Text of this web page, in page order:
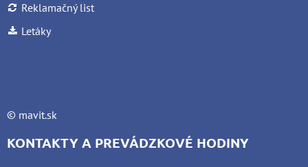
Reklamačný list
Letáky
© mavit.sk
KONTAKTY A PREVÁDZKOVÉ HODINY